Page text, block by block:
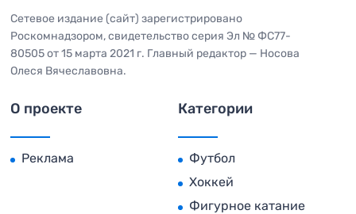
Сетевое издание (сайт) зарегистрировано
Роскомнадзором, свидетельство серия Эл № ФС77-
80505 от 15 марта 2021 г. Главный редактор — Носова
Олеся Вячеславовна.
О проекте
Реклама
Категории
Футбол
Хоккей
Фигурное катание